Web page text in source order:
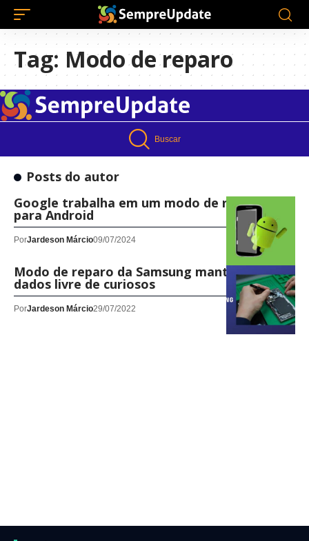
Tag: Modo de reparo
Buscar
Posts do autor
Google trabalha em um modo de reparo
para Android
PorJardeson Márcio09/07/2024
Modo de reparo da Samsung manterá seus
dados livre de curiosos
PorJardeson Márcio29/07/2022